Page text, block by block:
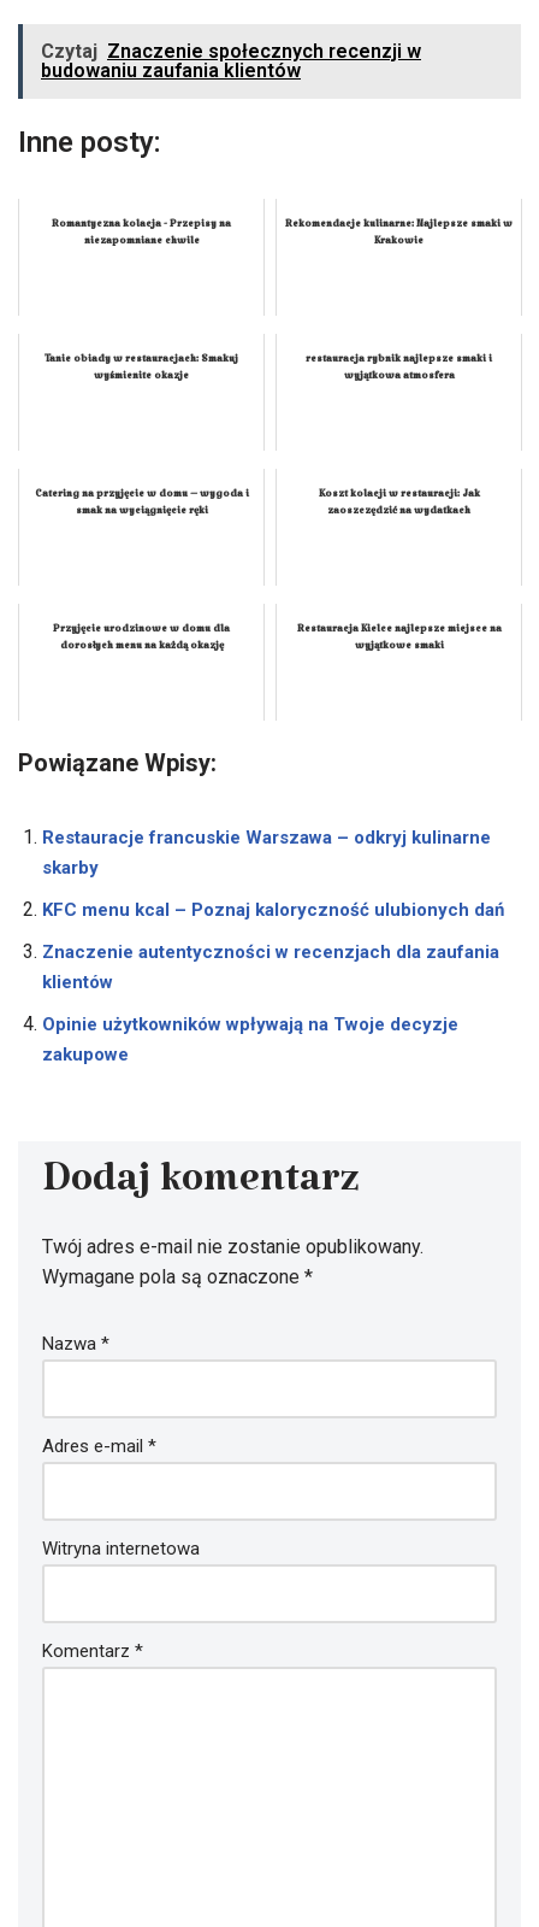
Czytaj Znaczenie społecznych recenzji w
budowaniu zaufania klientów
Inne posty:
Romantyczna kolacja - Przepisy na
niezapomniane chwile
Rekomendacje kulinarne: Najlepsze smaki w
Krakowie
Tanie obiady w restauracjach: Smakuj
wyśmienite okazje
restauracja rybnik najlepsze smaki i
wyjątkowa atmosfera
Catering na przyjęcie w domu – wygoda i
smak na wyciągnięcie ręki
Koszt kolacji w restauracji: Jak
zaoszczędzić na wydatkach
Przyjęcie urodzinowe w domu dla
dorosłych menu na każdą okazję
Restauracja Kielce najlepsze miejsce na
wyjątkowe smaki
Powiązane Wpisy:
Restauracje francuskie Warszawa – odkryj kulinarne
skarby
KFC menu kcal – Poznaj kaloryczność ulubionych dań
Znaczenie autentyczności w recenzjach dla zaufania
klientów
Opinie użytkowników wpływają na Twoje decyzje
zakupowe
Dodaj komentarz
Twój adres e-mail nie zostanie opublikowany.
Wymagane pola są oznaczone *
Nazwa *
Adres e-mail *
Witryna internetowa
Komentarz *